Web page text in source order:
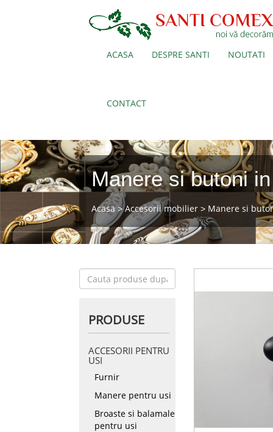
ACASA DESPRE SANTI NOUTATI
CONTACT
Manere si butoni
Acasa >Accesorii mobilier > Manere si
PRODUSE
ACCESORII PENTRU
USI
Furnir
Manere pentru usi
Broaste si balamale
pentru usi